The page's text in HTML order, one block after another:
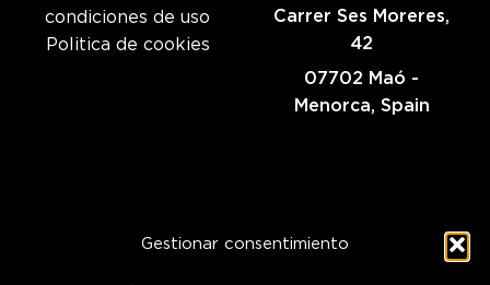
Gestionar consentimiento
condiciones de uso
Politica de cookies
Carrer Ses Moreres,
42
07702 Maó -
Menorca, Spain